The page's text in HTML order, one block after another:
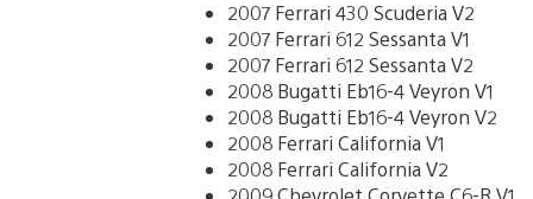
2007 Ferrari 430 Scuderia V2
2007 Ferrari 612 Sessanta V1
2007 Ferrari 612 Sessanta V2
2008 Bugatti Eb16-4 Veyron V1
2008 Bugatti Eb16-4 Veyron V2
2008 Ferrari California V1
2008 Ferrari California V2